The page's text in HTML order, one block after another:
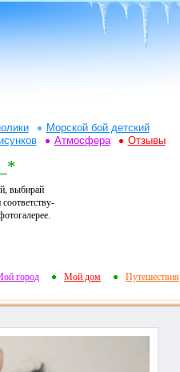
Морской бой детский
Атмосфера Отзывы
выбирай
город Мой дом Путешествия